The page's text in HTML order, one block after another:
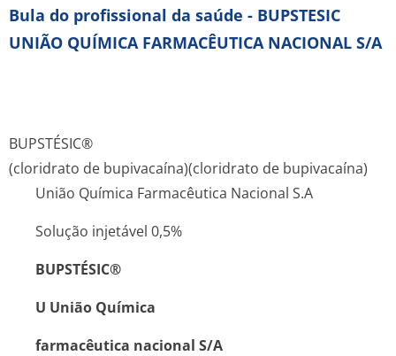
Bula do profissional da saúde - BUPSTESIC
UNIÃO QUÍMICA FARMACÊUTICA NACIONAL S/A
BUPSTÉSIC®
(cloridrato de bupivacaína)(cloridrato de bupivacaína)
União Química Farmacêutica Nacional S.A
Solução injetável 0,5%
BUPSTÉSIC®
U União Química
farmacêutica nacional S/A